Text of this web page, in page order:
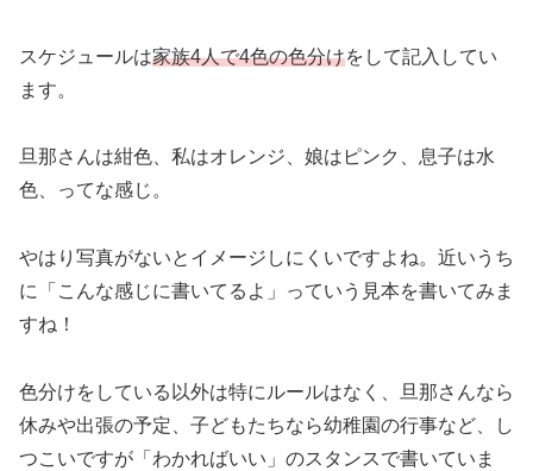
スケジュールは家族4人で4色の色分けをして記入してい
ます。
旦那さんは紺色、私はオレンジ、娘はピンク、息子は水
色、ってな感じ。
やはり写真がないとイメージしにくいですよね。近いうち
に「こんな感じに書いてるよ」っていう見本を書いてみま
すね！
色分けをしている以外は特にルールはなく、旦那さんなら
休みや出張の予定、子どもたちなら幼稚園の行事など、し
つこいですが「わかればいい」のスタンスで書いていま